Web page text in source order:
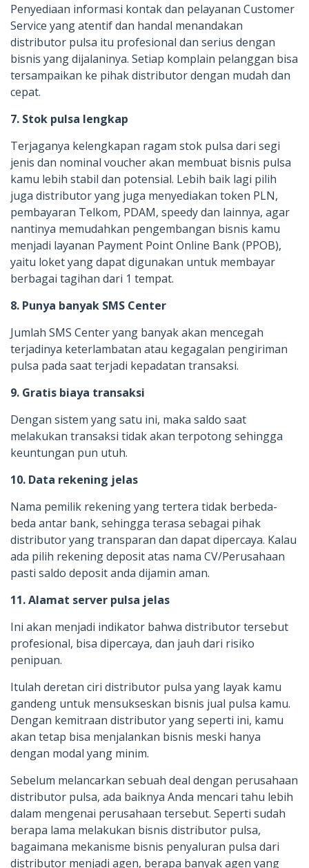
Penyediaan informasi kontak dan pelayanan Customer
Service yang atentif dan handal menandakan
distributor pulsa itu profesional dan serius dengan
bisnis yang dijalaninya. Setiap komplain pelanggan bisa
tersampaikan ke pihak distributor dengan mudah dan
cepat.
7. Stok pulsa lengkap
Terjaganya kelengkapan ragam stok pulsa dari segi
jenis dan nominal voucher akan membuat bisnis pulsa
kamu lebih stabil dan potensial. Lebih baik lagi pilih
juga distributor yang juga menyediakan token PLN,
pembayaran Telkom, PDAM, speedy dan lainnya, agar
nantinya memudahkan pengembangan bisnis kamu
menjadi layanan Payment Point Online Bank (PPOB),
yaitu loket yang dapat digunakan untuk membayar
berbagai tagihan dari 1 tempat.
8. Punya banyak SMS Center
Jumlah SMS Center yang banyak akan mencegah
terjadinya keterlambatan atau kegagalan pengiriman
pulsa pada saat terjadi kepadatan transaksi.
9. Gratis biaya transaksi
Dengan sistem yang satu ini, maka saldo saat
melakukan transaksi tidak akan terpotong sehingga
keuntungan pun utuh.
10. Data rekening jelas
Nama pemilik rekening yang tertera tidak berbeda-
beda antar bank, sehingga terasa sebagai pihak
distributor yang transparan dan dapat dipercaya. Kalau
ada pilih rekening deposit atas nama CV/Perusahaan
pasti saldo deposit anda dijamin aman.
11. Alamat server pulsa jelas
Ini akan menjadi indikator bahwa distributor tersebut
profesional, bisa dipercaya, dan jauh dari risiko
penipuan.
Itulah deretan ciri distributor pulsa yang layak kamu
gandeng untuk mensukseskan bisnis jual pulsa kamu.
Dengan kemitraan distributor yang seperti ini, kamu
akan tetap bisa menjalankan bisnis meski hanya
dengan modal yang minim.
Sebelum melancarkan sebuah deal dengan perusahaan
distributor pulsa, ada baiknya Anda mencari tahu lebih
dalam mengenai perusahaan tersebut. Seperti sudah
berapa lama melakukan bisnis distributor pulsa,
bagaimana mekanisme bisnis penyaluran pulsa dari
distributor menjadi agen, berapa banyak agen yang